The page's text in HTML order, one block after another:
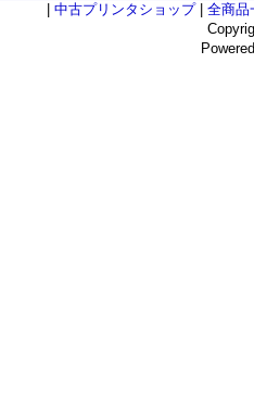
中古プリンタショップ| 全商品